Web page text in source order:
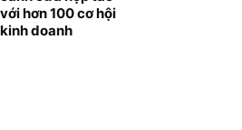
với hơn 100 cơ hội
kinh doanh